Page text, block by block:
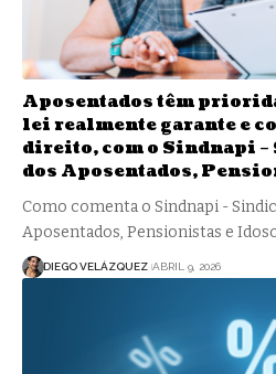
Aposentados têm
lei realmente garante e
direito, com o Sindnapi
dos Aposentados,
Como comenta o Sindnapi -
Aposentados, Pensionistas e
DIEGO VELÁZQUEZ ABRIL 9, 2026